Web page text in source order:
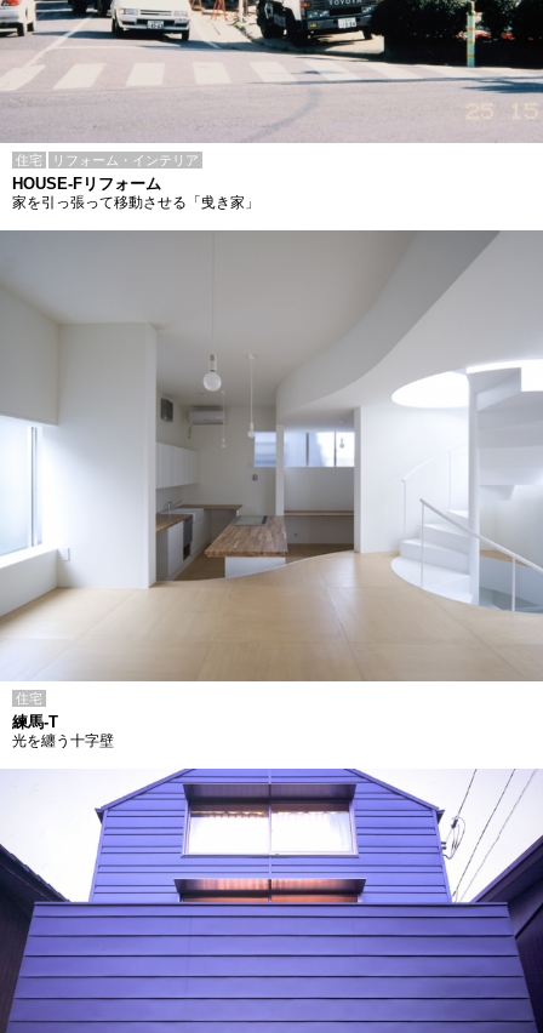
住宅 リフォーム・インテリア
HOUSE-Fリフォーム
家を引っ張って移動させる「曵き家」
住宅
練馬-T
光を纏う十字壁